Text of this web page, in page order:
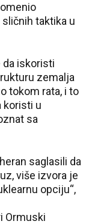
taktika u
da iskoristi
zemalja
tokom rata, i to
koristi u
sa
saglasili da
više izvora je
opciju“,
Ormuski